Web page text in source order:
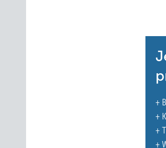
scheint, als würde das Metall
Das Wechselspiel aus Leinwand,
und farbveredelten Bleche brechen
Schlossraum wird Teil der Kunst.
und Larissa Blau – Baumstamm-
Sandra Müller und Larissa Blau,
+
+
+
+